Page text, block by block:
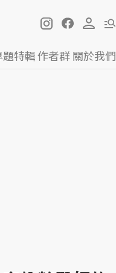
題特輯作者群關於我們